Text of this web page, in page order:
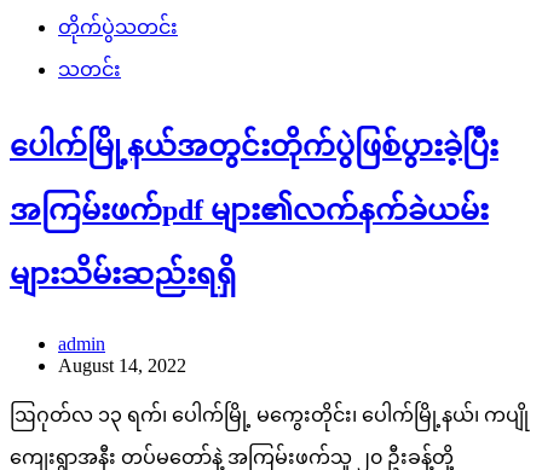
တိုက်ပွဲသတင်း
သတင်း
ပေါက်မြို့နယ်အတွင်းတိုက်ပွဲဖြစ်ပွားခဲ့ပြီး
အကြမ်းဖက်pdf များ၏လက်နက်ခဲယမ်း
များသိမ်းဆည်းရရှိ
admin
August 14, 2022
ဩဂုတ်လ ၁၃ ရက်၊ ပေါက်မြို့ မကွေးတိုင်း၊ ပေါက်မြို့နယ်၊ ကပျို
ကျေးရွာအနီး တပ်မတော်နဲ့ အကြမ်းဖက်သူ ၂၀ ဦးခန့်တို့